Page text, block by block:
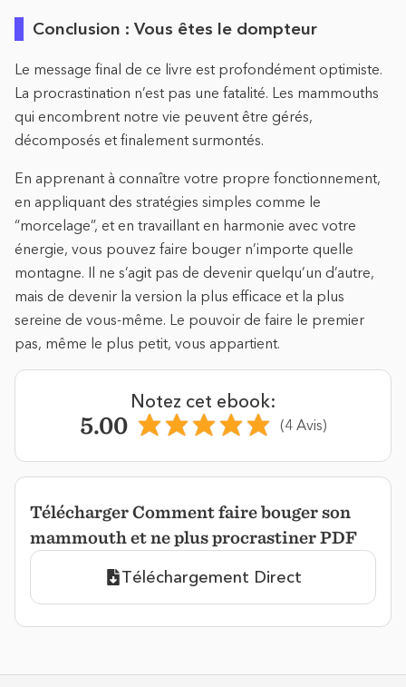
Conclusion : Vous êtes le dompteur
Le message final de ce livre est profondément optimiste.
La procrastination n’est pas une fatalité. Les mammouths
qui encombrent notre vie peuvent être gérés,
décomposés et finalement surmontés.
En apprenant à connaître votre propre fonctionnement,
en appliquant des stratégies simples comme le
“morcelage”, et en travaillant en harmonie avec votre
énergie, vous pouvez faire bouger n’importe quelle
montagne. Il ne s’agit pas de devenir quelqu’un d’autre,
mais de devenir la version la plus efficace et la plus
sereine de vous-même. Le pouvoir de faire le premier
pas, même le plus petit, vous appartient.
Notez cet ebook:
5.00 (4 Avis)
Télécharger Comment faire bouger son
mammouth et ne plus procrastiner PDF
Téléchargement Direct